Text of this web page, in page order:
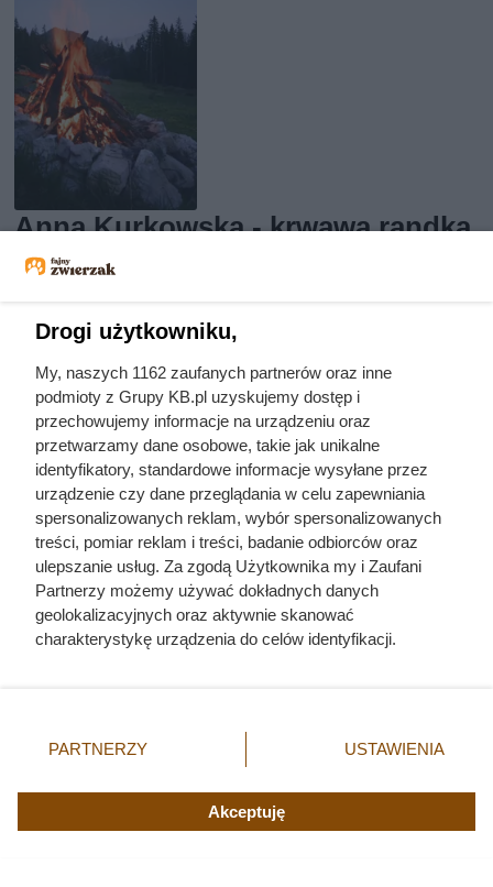
Anna Kurkowska - krwawa randka
i zwłoki w ognisku
Prawdziwy koszmar chłopek
zaczynał się po zamknięciu drzwi
domu
Drogi użytkowniku,
My, naszych 1162 zaufanych partnerów oraz inne
podmioty z Grupy KB.pl uzyskujemy dostęp i
przechowujemy informacje na urządzeniu oraz
przetwarzamy dane osobowe, takie jak unikalne
identyfikatory, standardowe informacje wysyłane przez
urządzenie czy dane przeglądania w celu zapewniania
spersonalizowanych reklam, wybór spersonalizowanych
treści, pomiar reklam i treści, badanie odbiorców oraz
ulepszanie usług. Za zgodą Użytkownika my i Zaufani
Partnerzy możemy używać dokładnych danych
geolokalizacyjnych oraz aktywnie skanować
charakterystykę urządzenia do celów identyfikacji.
zmienić/wycofać klikając przycisk ustawień prywatności
znajdujący się w lewym dolnym rogu strony. Niektóre
użytkownika, ale masz prawo sprzeciwić się takiemu
przetwarzaniu. Preferencje będą miały zastosowania tylko
PARTNERZY USTAWIENIA
Akceptuję